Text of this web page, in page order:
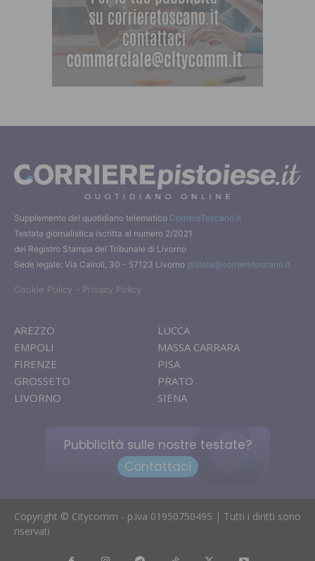
Supplemento del quotidiano telematico CorriereToscano.it
Testata giornalistica iscritta al numero 2/2021
del Registro Stampa del Tribunale di Livorno
Sede legale: Via Cairoli, 30 - 57123 Livorno pistoia@corrieretoscano.it
Cookie Policy - Privacy Policy
AREZZO
EMPOLI
FIRENZE
GROSSETO
LIVORNO
LUCCA
MASSA CARRARA
PISA
PRATO
SIENA
Pubblicità sulle nostre testate?
Contattaci
Copyright © Citycomm - p.iva 01950750495 | Tutti i diritti sono
riservati